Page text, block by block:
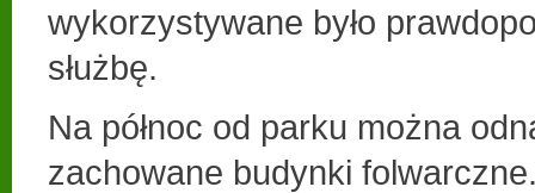
wykorzystywane było
służbę.
Na północ od parku można
zachowane budynki